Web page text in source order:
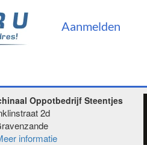
Aanmelden
Oppotbedrijf Steentjes
2d
informatie